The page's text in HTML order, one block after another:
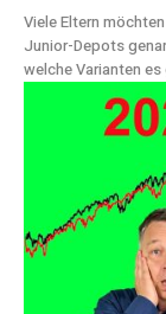
Viele Eltern
Junior-Depots
welche Varianten es